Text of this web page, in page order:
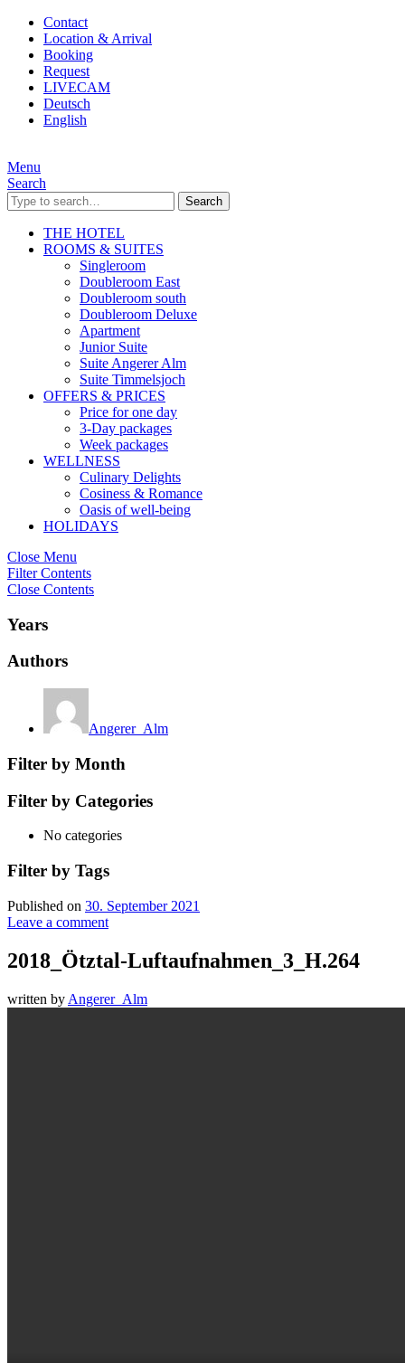
Contact
Location & Arrival
Booking
Request
LIVECAM
Deutsch
English
Menu
Search
Search
THE HOTEL
ROOMS & SUITES
Singleroom
Doubleroom East
Doubleroom south
Doubleroom Deluxe
Apartment
Junior Suite
Suite Angerer Alm
Suite Timmelsjoch
OFFERS & PRICES
Price for one day
3-Day packages
Week packages
WELLNESS
Culinary Delights
Cosiness & Romance
Oasis of well-being
HOLIDAYS
Close Menu
Filter Contents
Close Contents
Years
Authors
Angerer_Alm
Filter by Month
Filter by Categories
No categories
Filter by Tags
Published on 30. September 2021
Leave a comment
2018_Ötztal-Luftaufnahmen_3_H.264
written by Angerer_Alm